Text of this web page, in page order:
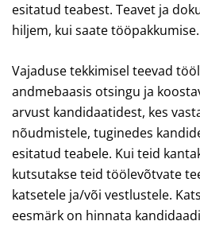
esitatud teabest. Teavet ja
hiljem, kui saate tööpakkumise.
Vajaduse tekkimisel teevad
andmebaasis otsingu ja
arvust kandidaatidest, kes
nõudmistele, tuginedes
esitatud teabele. Kui teid
kutsutakse teid töölevõtvate
katsetele ja/või vestlustele.
eesmärk on hinnata